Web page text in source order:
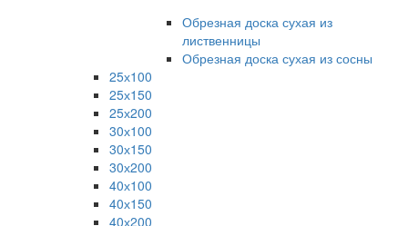
Обрезная доска сухая из
лиственницы
Обрезная доска сухая из сосны
25х100
25х150
25х200
30х100
30х150
30х200
40х100
40х150
40х200